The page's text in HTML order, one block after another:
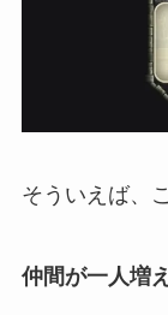
そういえば、
仲間が一人増